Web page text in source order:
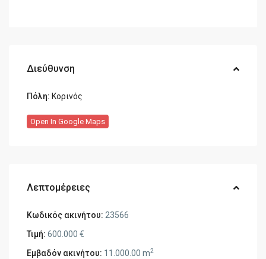
Διεύθυνση
Πόλη: Κορινός
Open In Google Maps
Λεπτομέρειες
Κωδικός ακινήτου: 23566
Τιμή: 600.000 €
Εμβαδόν ακινήτου: 11.000.00 m2